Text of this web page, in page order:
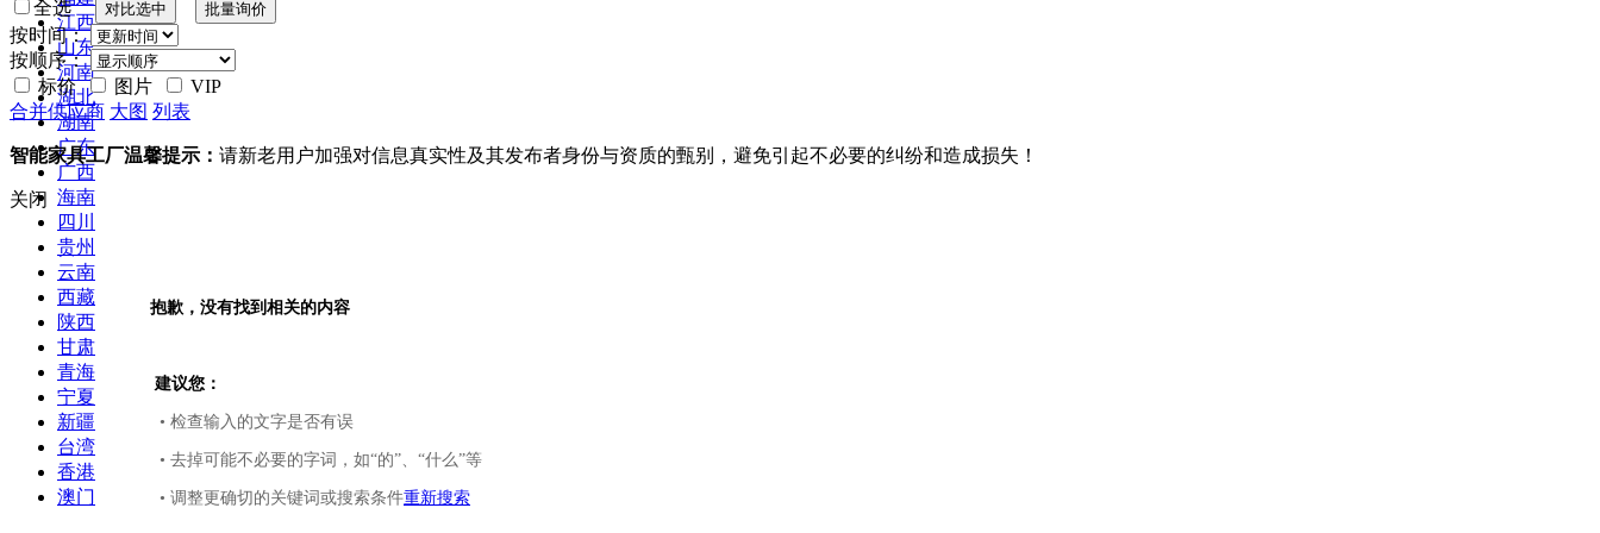
江西
山东
河南
湖北
湖南
广东
广西
海南
四川
贵州
云南
西藏
陕西
甘肃
青海
宁夏
新疆
台湾
香港
澳门
全选
按时间：
按顺序：
标价
图片
VIP
合并供应商 大图 列表
智能家具工厂温馨提示： 请新老用户加强对信息真实性及其发布者身份与资质的甄别，避免引起不必要的纠纷和造成损失！
关闭
抱歉，没有找到相关的内容
建议您：
• 检查输入的文字是否有误
• 去掉可能不必要的字词，如“的”、“什么”等
• 调整更确切的关键词或搜索条件重新搜索